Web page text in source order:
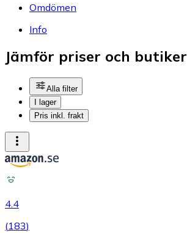
Omdömen
Info
Jämför priser och butiker
Alla filter
I lager
Pris inkl. frakt
4.4
(183)